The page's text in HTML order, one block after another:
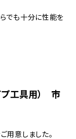
でも十分に性能を
プ工具用） 市
用意しました。